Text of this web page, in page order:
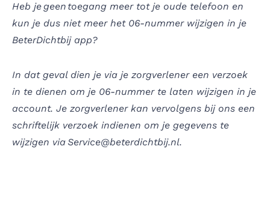
Heb je geen toegang meer tot je oude telefoon en
kun je dus niet meer het 06-nummer wijzigen in je
BeterDichtbij app?
In dat geval dien je via je zorgverlener een verzoek
in te dienen om je 06-nummer te laten wijzigen in je
account. Je zorgverlener kan vervolgens bij ons een
schriftelijk verzoek indienen om je gegevens te
wijzigen via Service@beterdichtbij.nl.